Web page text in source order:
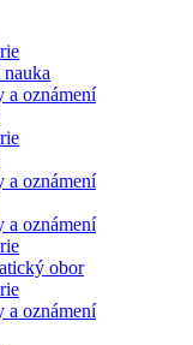
a oznámení
a oznámení
a oznámení
obor
a oznámení